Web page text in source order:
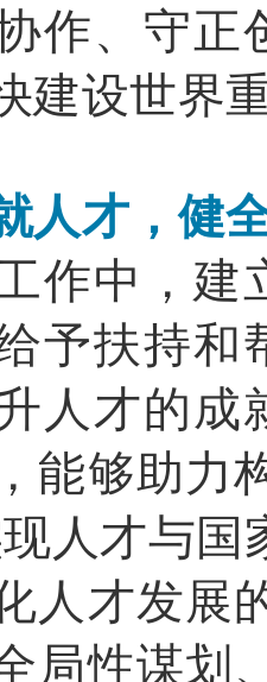
作、守正
建设世界
才，健全
中，建
予扶持和
人才的成
能够助力
人才与
才发展的
局性谋划